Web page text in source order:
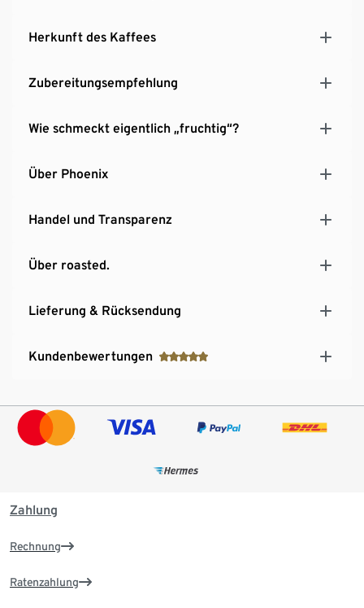
Herkunft des Kaffees
Zubereitungsempfehlung
Wie schmeckt eigentlich „fruchtig“?
Über Phoenix
Handel und Transparenz
Über roasted.
Lieferung & Rücksendung
Kundenbewertungen
Zahlung
Rechnung
Ratenzahlung